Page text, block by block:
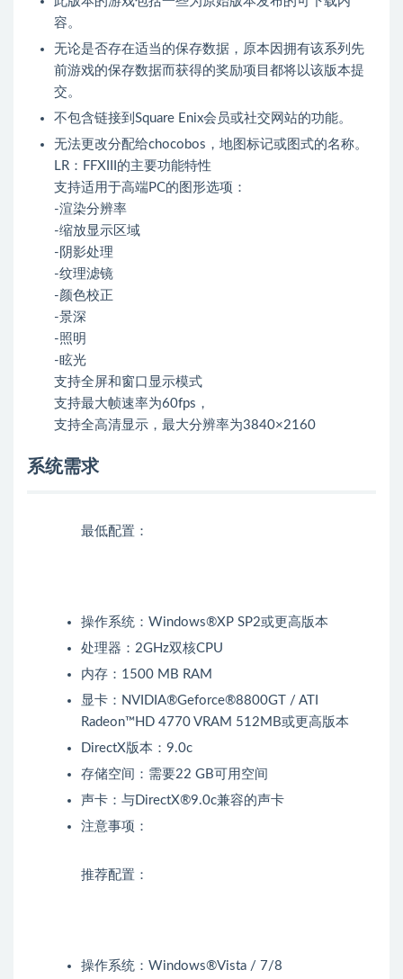
容。
无论是否存在适当的保存数据，原本因拥有该系列先
前游戏的保存数据而获得的奖励项目都将以该版本提
交。
不包含链接到Square Enix会员或社交网站的功能。
无法更改分配给chocobos，地图标记或图式的名称。
LR：FFXIII的主要功能特性
支持适用于高端PC的图形选项：
-渲染分辨率
-缩放显示区域
-阴影处理
-纹理滤镜
-颜色校正
-景深
-照明
-眩光
支持全屏和窗口显示模式
支持最大帧速率为60fps，
支持全高清显示，最大分辨率为3840×2160
系统需求
最低配置：
操作系统：Windows®XP SP2或更高版本
处理器：2GHz双核CPU
内存：1500 MB RAM
显卡：NVIDIA®Geforce®8800GT / ATI
Radeon™HD 4770 VRAM 512MB或更高版本
DirectX版本：9.0c
存储空间：需要22 GB可用空间
声卡：与DirectX®9.0c兼容的声卡
注意事项：
推荐配置：
操作系统：Windows®Vista / 7/8